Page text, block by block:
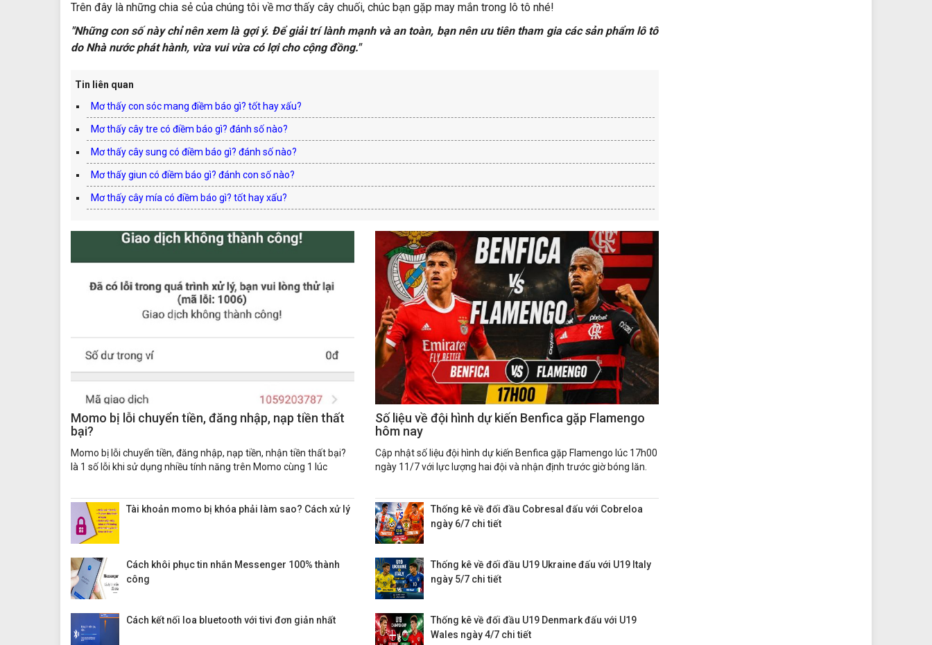
Trên đây là những chia sẻ của chúng tôi về mơ thấy cây chuối, chúc bạn gặp may mắn trong lô tô nhé!
"Những con số này chỉ nên xem là gợi ý. Để giải trí lành mạnh và an toàn, bạn nên ưu tiên tham gia các sản phẩm lô tô
do Nhà nước phát hành, vừa vui vừa có lợi cho cộng đồng."
Tin liên quan
Mơ thấy con sóc mang điềm báo gì? tốt hay xấu?
Mơ thấy cây tre có điềm báo gì? đánh số nào?
Mơ thấy cây sung có điềm báo gì? đánh số nào?
Mơ thấy giun có điềm báo gì? đánh con số nào?
Mơ thấy cây mía có điềm báo gì? tốt hay xấu?
Momo bị lỗi chuyển tiền, đăng nhập, nạp tiền thất
bại?
Momo bị lỗi chuyển tiền, đăng nhập, nạp tiền, nhận tiền thất bại?
là 1 số lỗi khi sử dụng nhiều tính năng trên Momo cùng 1 lúc
Tài khoản momo bị khóa phải làm sao? Cách xử lý
Cách khôi phục tin nhắn Messenger 100% thành
công
Cách kết nối loa bluetooth với tivi đơn giản nhất
Số liệu về đội hình dự kiến Benfica gặp Flamengo
hôm nay
Cập nhật số liệu đội hình dự kiến Benfica gặp Flamengo lúc 17h00
ngày 11/7 với lực lượng hai đội và nhận định trước giờ bóng lăn.
Thống kê về đối đầu Cobresal đấu với Cobreloa
ngày 6/7 chi tiết
Thống kê về đối đầu U19 Ukraine đấu với U19 Italy
ngày 5/7 chi tiết
Thống kê về đối đầu U19 Denmark đấu với U19
Wales ngày 4/7 chi tiết